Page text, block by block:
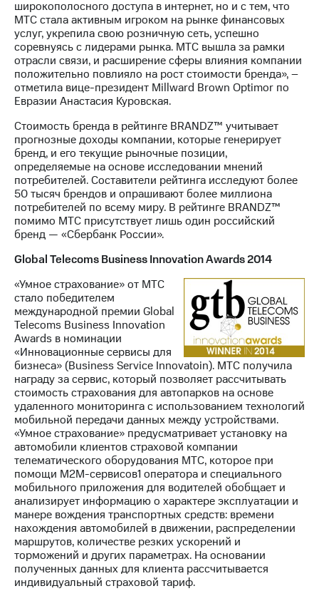
широкополосного доступа в интернет, но и с тем, что
МТС стала активным игроком на рынке финансовых
услуг, укрепила свою розничную сеть, успешно
соревнуясь с лидерами рынка. МТС вышла за рамки
отрасли связи, и расширение сферы влияния компании
положительно повлияло на рост стоимости бренда», –
отметила вице-президент Millward Brown Optimor по
Евразии Анастасия Куровская.
Стоимость бренда в рейтинге BRANDZ™ учитывает
прогнозные доходы компании, которые генерирует
бренд, и его текущие рыночные позиции,
определяемые на основе исследовании мнений
потребителей. Составители рейтинга исследуют более
50 тысяч брендов и опрашивают более миллиона
потребителей по всему миру. В рейтинге BRANDZ™
помимо МТС присутствует лишь один российский
бренд — «Сбербанк России».
Global Telecoms Business Innovation Awards 2014
«Умное страхование» от МТС
стало победителем
международной премии Global
Telecoms Business Innovation
Awards в номинации
«Инновационные сервисы для
бизнеса» (Business Service Innovatoin). МТС получила
награду за сервис, который позволяет рассчитывать
стоимость страхования для автопарков на основе
удаленного мониторинга с использованием технологий
мобильной передачи данных между устройствами.
«Умное страхование» предусматривает установку на
автомобили клиентов страховой компании
телематического оборудования МТС, которое при
помощи М2М-сервисов1 оператора и специального
мобильного приложения для водителей обобщает и
анализирует информацию о характере эксплуатации и
манере вождения транспортных средств: времени
нахождения автомобилей в движении, распределении
маршрутов, количестве резких ускорений и
торможений и других параметрах. На основании
полученных данных для клиента рассчитывается
индивидуальный страховой тариф.